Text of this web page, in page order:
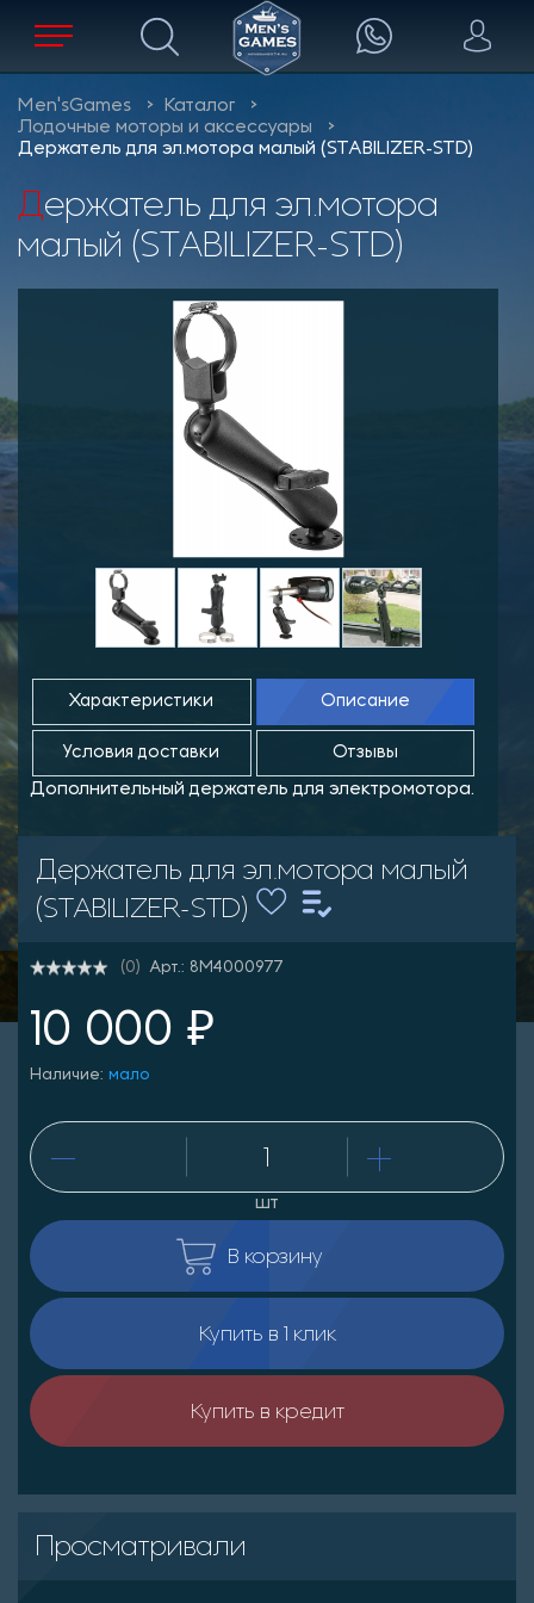
Men'sGames
Каталог
Лодочные моторы и аксессуары
Держатель для эл.мотора малый (STABILIZER-STD)
Держатель для эл.мотора
малый (STABILIZER-STD)
Характеристики Описание
Условия доставки Отзывы
Дополнительный держатель для электромотора.
Держатель для эл.мотора малый
(STABILIZER-STD)
(0) Арт.: 8M4000977
10 000 ₽
Наличие: мало
шт
В корзину
Купить в 1 клик
Купить в кредит
Просматривали